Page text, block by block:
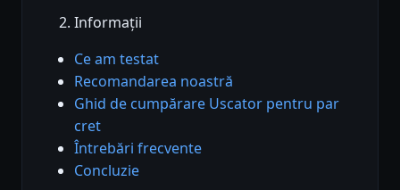
Informații
Ce am testat
Recomandarea noastră
Ghid de cumpărare Uscator pentru par
cret
Întrebări frecvente
Concluzie